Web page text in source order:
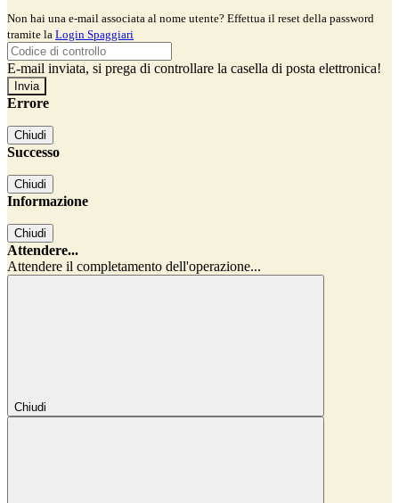
Non hai una e-mail associata al nome utente? Effettua il reset della password
tramite la Login Spaggiari
E-mail inviata, si prega di controllare la casella di posta elettronica!
Errore
Chiudi
Successo
Chiudi
Informazione
Chiudi
Attendere...
Attendere il completamento dell'operazione...
Chiudi